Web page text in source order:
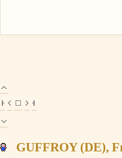
GUFFROY (DE),